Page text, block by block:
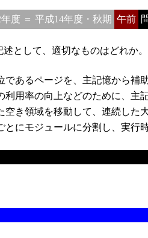
年度 ＝ 平成14年度・秋期 午前
として、適切なものはどれか。
あるページを、主記憶から補
用率の向上などのために、主
き領域を移動して、連続した
にモジュールに分割し、実行